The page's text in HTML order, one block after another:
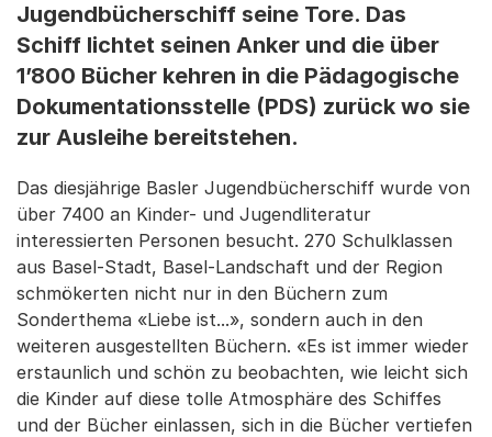
Jugendbücherschiff seine Tore. Das
Schiff lichtet seinen Anker und die über
1’800 Bücher kehren in die Pädagogische
Dokumentationsstelle (PDS) zurück wo sie
zur Ausleihe bereitstehen.
Das diesjährige Basler Jugendbücherschiff wurde von
über 7400 an Kinder- und Jugendliteratur
interessierten Personen besucht. 270 Schulklassen
aus Basel-Stadt, Basel-Landschaft und der Region
schmökerten nicht nur in den Büchern zum
Sonderthema «Liebe ist...», sondern auch in den
weiteren ausgestellten Büchern. «Es ist immer wieder
erstaunlich und schön zu beobachten, wie leicht sich
die Kinder auf diese tolle Atmosphäre des Schiffes
und der Bücher einlassen, sich in die Bücher vertiefen